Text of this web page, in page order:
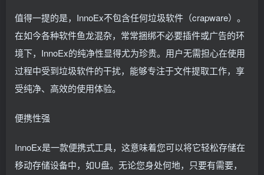
值得一提的是，InnoEx不包含任何垃圾软件（crapware）。
在如今各种软件鱼龙混杂，常常捆绑不必要插件或广告的环
境下，InnoEx的纯净性显得尤为珍贵。用户无需担心在使用
过程中受到垃圾软件的干扰，能够专注于文件提取工作，享
受纯净、高效的使用体验。
便携性强
InnoEx是一款便携式工具，这意味着您可以将它轻松存储在
移动存储设备中，如U盘。无论您身处何地，只要有需要，